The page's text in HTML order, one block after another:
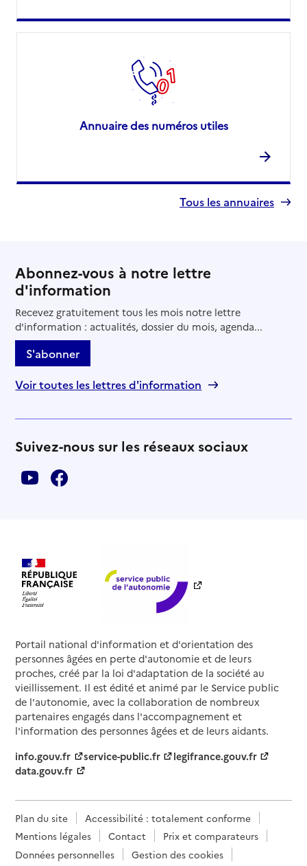
Annuaire des numéros utiles
Tous les annuaires
Abonnez-vous à notre lettre
d'information
Recevez gratuitement tous les mois notre lettre
d'information : actualités, dossier du mois, agenda...
S'abonner
Voir toutes les lettres d'information
Suivez-nous sur les réseaux sociaux
Portail national d'information et d'orientation des
personnes âgées en perte d'autonomie et de leurs
proches, créé par la loi d'adaptation de la société au
vieillissement. Il est édité et animé par le Service public
de l'autonomie, avec la collaboration de nombreux
partenaires engagés dans l'accompagnement et
l'information des personnes âgées et de leurs aidants.
info.gouv.fr
service-public.fr
legifrance.gouv.fr
data.gouv.fr
Plan du site
Accessibilité : totalement conforme
Mentions légales
Contact
Prix et comparateurs
Données personnelles
Gestion des cookies